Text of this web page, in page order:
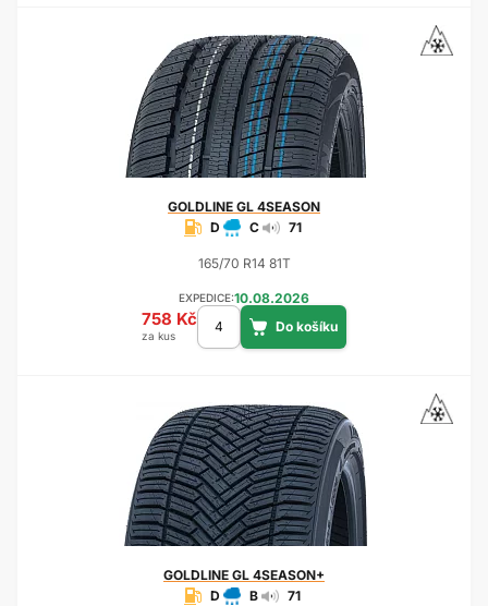
GOLDLINE GL 4SEASON
D
C 71
165/70 R14 81T
EXPEDICE:10.08.2026
758 Kč
za kus
GOLDLINE GL 4SEASON+
D
B 71